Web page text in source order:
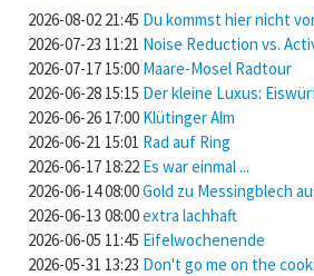
2026-08-02 21:45 Du kommst hier nicht
2026-07-23 11:21 Noise Reduction vs.
2026-07-17 15:00 Maare-Mosel Radtour
2026-06-28 15:15 Der kleine Luxus:
2026-06-26 17:00 Klütinger Alm
2026-06-21 15:01 Rad auf Ring
2026-06-17 18:22 Es war einmal ...
2026-06-14 08:00Gold zu Messingblech
2026-06-13 08:00extra lachhaft
2026-06-05 11:45 Eifelwochenende
2026-05-31 13:23 Don't go me on the